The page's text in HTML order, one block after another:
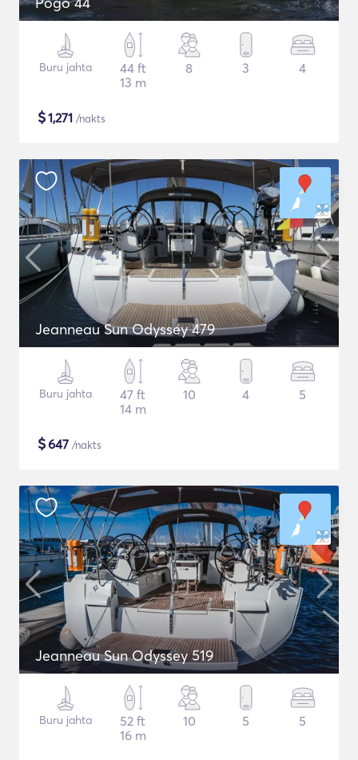
Buru jahta
44 ft
13 m
8 3 4
$1,271 /nakts
Jeanneau Sun Odyssey 479
Buru jahta
47 ft
14 m
10 4 5
$647 /nakts
Jeanneau Sun Odyssey 519
Buru jahta
52 ft
16 m
10 5 5